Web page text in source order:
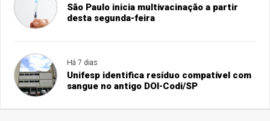
São Paulo inicia multivacinação a partir
desta segunda-feira
Há 7 dias
Unifesp identifica resíduo compatível com
sangue no antigo DOI-Codi/SP